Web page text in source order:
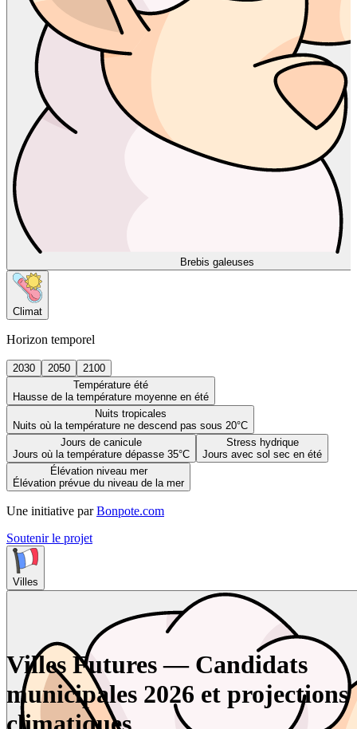
Brebis galeuses
Climat
Horizon temporel
2030 2050
2100
Température été
Hausse de la température moyenne en été
Nuits tropicales
Nuits où la température ne descend pas sous 20°C
Jours de canicule
Jours où la température dépasse 35°C
Stress hydrique
Jours avec sol sec en été
Élévation niveau mer
Élévation prévue du niveau de la mer
Une initiative par Bonpote.com
Soutenir le projet
Villes
Villes Futures — Candidats
municipales 2026 et projections